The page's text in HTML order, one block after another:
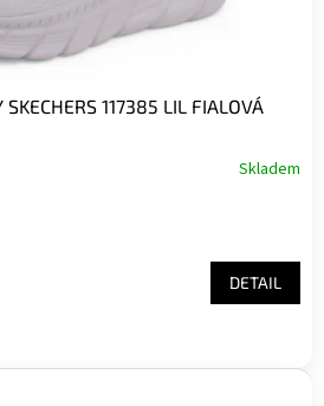
SKECHERS 117385 LIL FIALOVÁ
Skladem
DETAIL